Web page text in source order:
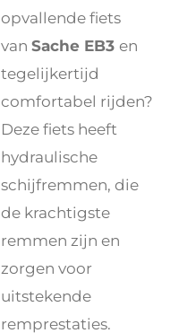
opvallende fiets
van Sache EB3 en
tegelijkertijd
comfortabel rijden?
Deze fiets heeft
hydraulische
schijfremmen, die
de krachtigste
remmen zijn en
zorgen voor
uitstekende
remprestaties.